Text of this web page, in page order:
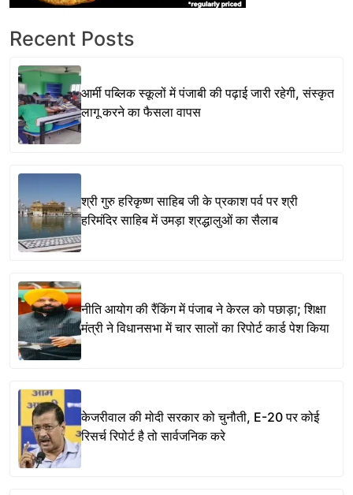
Recent Posts
आर्मी पब्लिक स्कूलों में पंजाबी की पढ़ाई जारी रहेगी, संस्कृत
लागू करने का फैसला वापस
श्री गुरु हरिकृष्ण साहिब जी के प्रकाश पर्व पर श्री
हरिमंदिर साहिब में उमड़ा श्रद्धालुओं का सैलाब
नीति आयोग की रैंकिंग में पंजाब ने केरल को पछाड़ा; शिक्षा
मंत्री ने विधानसभा में चार सालों का रिपोर्ट कार्ड पेश किया
केजरीवाल की मोदी सरकार को चुनौती, E-20 पर कोई
रिसर्च रिपोर्ट है तो सार्वजनिक करे